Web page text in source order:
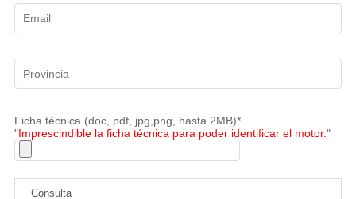
Ficha técnica (doc, pdf, jpg,png, hasta 2MB)*
"Imprescindible la ficha técnica para poder identificar el motor."